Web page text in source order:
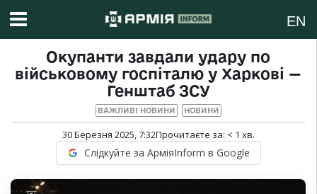
EN
Окупанти завдали удару по
військовому госпіталю у Харкові —
Генштаб ЗСУ
ВАЖЛИВІ НОВИНИ НОВИНИ
30 Березня 2025, 7:32Прочитаєте за: < 1 хв.
Слідкуйте за АрміяInform в Google